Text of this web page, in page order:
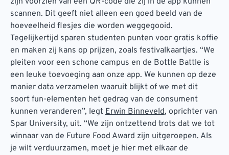
scannen. Dit geeft niet alleen een goed beeld van de
hoeveelheid flesjes die worden weggegooid.
Tegelijkertijd sparen studenten punten voor gratis koffie
en maken zij kans op prijzen, zoals festivalkaartjes. “We
pleiten voor een schone campus en de Bottle Battle is
een leuke toevoeging aan onze app. We kunnen op deze
manier data verzamelen waaruit blijkt of we met dit
soort fun-elementen het gedrag van de consument
kunnen veranderen”, legt Erwin Binneveld, oprichter van
Spar University, uit. “We zijn ontzettend trots dat we tot
winnaar van de Future Food Award zijn uitgeroepen. Als
je wilt verduurzamen, moet je hier met elkaar de